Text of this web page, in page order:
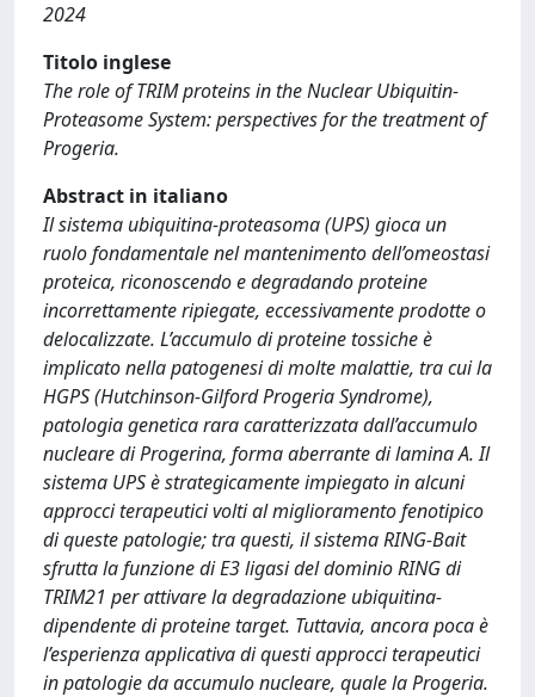
2024
Titolo inglese
The role of TRIM proteins in the Nuclear Ubiquitin-
Proteasome System: perspectives for the treatment of
Progeria.
Abstract in italiano
Il sistema ubiquitina-proteasoma (UPS) gioca un
ruolo fondamentale nel mantenimento dell’omeostasi
proteica, riconoscendo e degradando proteine
incorrettamente ripiegate, eccessivamente prodotte o
delocalizzate. L’accumulo di proteine tossiche è
implicato nella patogenesi di molte malattie, tra cui la
HGPS (Hutchinson-Gilford Progeria Syndrome),
patologia genetica rara caratterizzata dall’accumulo
nucleare di Progerina, forma aberrante di lamina A. Il
sistema UPS è strategicamente impiegato in alcuni
approcci terapeutici volti al miglioramento fenotipico
di queste patologie; tra questi, il sistema RING-Bait
sfrutta la funzione di E3 ligasi del dominio RING di
TRIM21 per attivare la degradazione ubiquitina-
dipendente di proteine target. Tuttavia, ancora poca è
l’esperienza applicativa di questi approcci terapeutici
in patologie da accumulo nucleare, quale la Progeria.